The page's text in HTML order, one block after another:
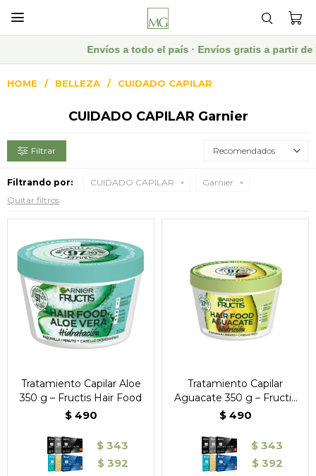

Envíos a todo el país · Envíos gratis a partir de
HOME BELLEZA CUIDADO CAPILAR
CUIDADO CAPILAR Garnier
Recomendados
Filtrando por: CUIDADO CAPILAR
Garnier
Quitar filtros
Tratamiento Capilar Aloe
350 g – Fructis Hair Food
$ 490
$ 343
$ 392
Tratamiento Capilar
Aguacate 350 g – Fructis
Hair Food
$ 490
$ 343
$ 392